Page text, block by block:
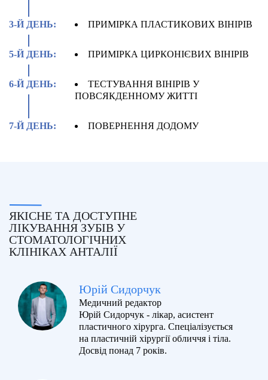
3-Й ДЕНЬ: ПРИМІРКА ПЛАСТИКОВИХ ВІНІРІВ
5-Й ДЕНЬ: ПРИМІРКА ЦИРКОНІЄВИХ ВІНІРІВ
6-Й ДЕНЬ:
ТЕСТУВАННЯ ВІНІРІВ У
ПОВСЯКДЕННОМУ ЖИТТІ
7-Й ДЕНЬ: ПОВЕРНЕННЯ ДОДОМУ
ЯКІСНЕ ТА ДОСТУПНЕ
ЛІКУВАННЯ ЗУБІВ У
СТОМАТОЛОГІЧНИХ
КЛІНІКАХ АНТАЛІЇ
Юрій Сидорчук
Медичний редактор
Юрій Сидорчук - лікар, асистент
пластичного хірурга. Спеціалізується
на пластичній хірургії обличчя і тіла.
Досвід понад 7 років.